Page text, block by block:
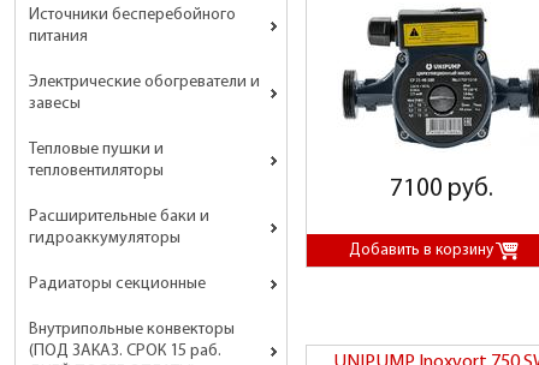
Источники бесперебойного
питания
Электрические обогреватели и
завесы
Тепловые пушки и
тепловентиляторы
Расширительные баки и
гидроаккумуляторы
Радиаторы секционные
Внутрипольные конвекторы
(ПОД ЗАКАЗ. СРОК 15 раб.
7100 руб.